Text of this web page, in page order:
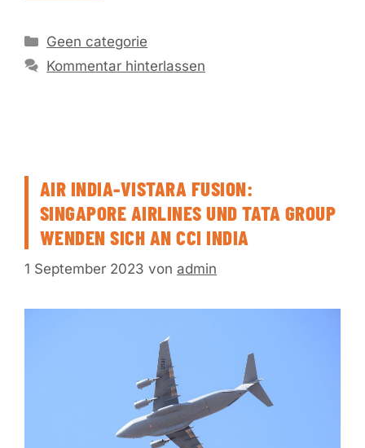
Kategorien
Geen categorie
Kommentar hinterlassen
AIR INDIA-VISTARA FUSION:
SINGAPORE AIRLINES UND TATA GROUP
WENDEN SICH AN CCI INDIA
1 September 2023 von admin